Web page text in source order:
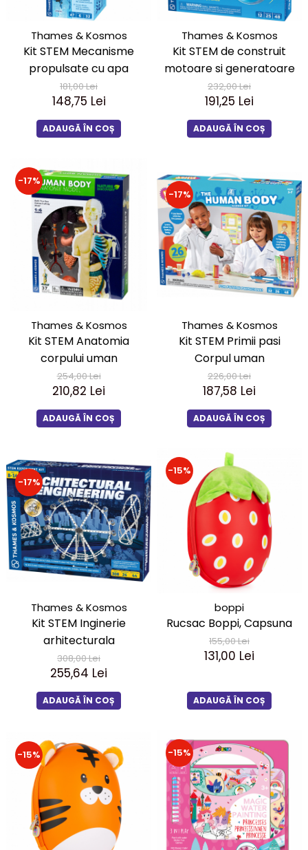
Thames & Kosmos
Kit STEM Mecanisme
propulsate cu apa
181,00 Lei
148,75 Lei
ADAUGĂ ÎN COȘ
Thames & Kosmos
Kit STEM de construit
motoare si generatoare
232,00 Lei
191,25 Lei
ADAUGĂ ÎN COȘ
-17%
Thames & Kosmos
Kit STEM Anatomia
corpului uman
254,00 Lei
210,82 Lei
ADAUGĂ ÎN COȘ
-17%
Thames & Kosmos
Kit STEM Primii pasi
Corpul uman
226,00 Lei
187,58 Lei
ADAUGĂ ÎN COȘ
-17%
Thames & Kosmos
Kit STEM Inginerie
arhitecturala
308,00 Lei
255,64 Lei
ADAUGĂ ÎN COȘ
-15%
boppi
Rucsac Boppi, Capsuna
155,00 Lei
131,00 Lei
ADAUGĂ ÎN COȘ
-15% -15%